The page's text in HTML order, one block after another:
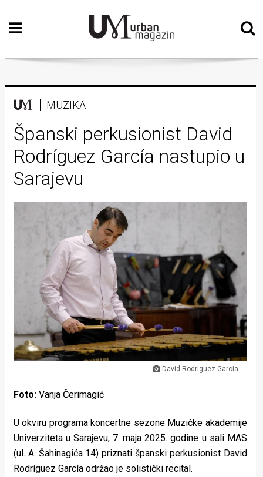
Početna
Vizualne
Teatar
Književnost
Muzika
Film
Intervju
Lifestyle
Beauty
Fashion
Zdravlje
stolom
Život
u
pokretu
MUZIKA
Španski perkusionist David
Rodríguez García nastupio u
Sarajevu
David Rodriguez Garcia
Foto: Vanja Čerimagić
U okviru programa koncertne sezone Muzičke akademije
Univerziteta u Sarajevu, 7. maja 2025. godine u sali MAS
(ul. A. Šahinagića 14) priznati španski perkusionist David
Rodríguez García održao je solistički recital.